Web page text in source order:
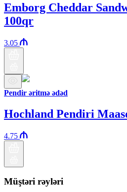
Emborg Cheddar
100qr
3.05
Pendir əritmə ədəd
Hochland Pendiri
4.75
Müştəri rəyləri